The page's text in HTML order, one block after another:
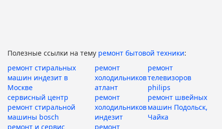
Полезные ссылки на тему ремонт бытовой техники:
ремонт стиральных
машин индезит в
Москве
ремонт
холодильников
атлант
ремонт
телевизоров
philips
сервисный центр
ремонт стиральной
машины bosch
ремонт
холодильников
индезит
ремонт швейных
машин Подольск,
Чайка
ремонт и сервис
ремонт